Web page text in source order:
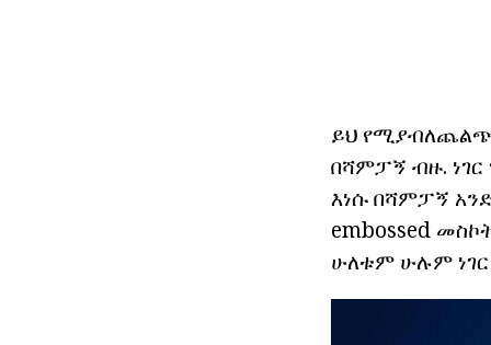
ይህ የሚያብለጨልጭ
በሻምፓኝ ብዙ.
እነሱ በሻምፓኝ
embossed
ሁለቱም ሁሉም